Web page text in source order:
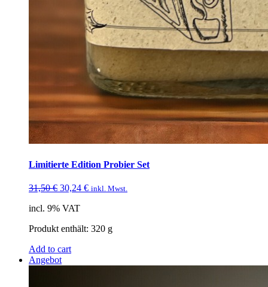
Limitierte Edition Probier Set
31,50€ 30,24 € inkl. Mwst.
incl. 9% VAT
Produkt enthält: 320 g
Add to cart
Angebot